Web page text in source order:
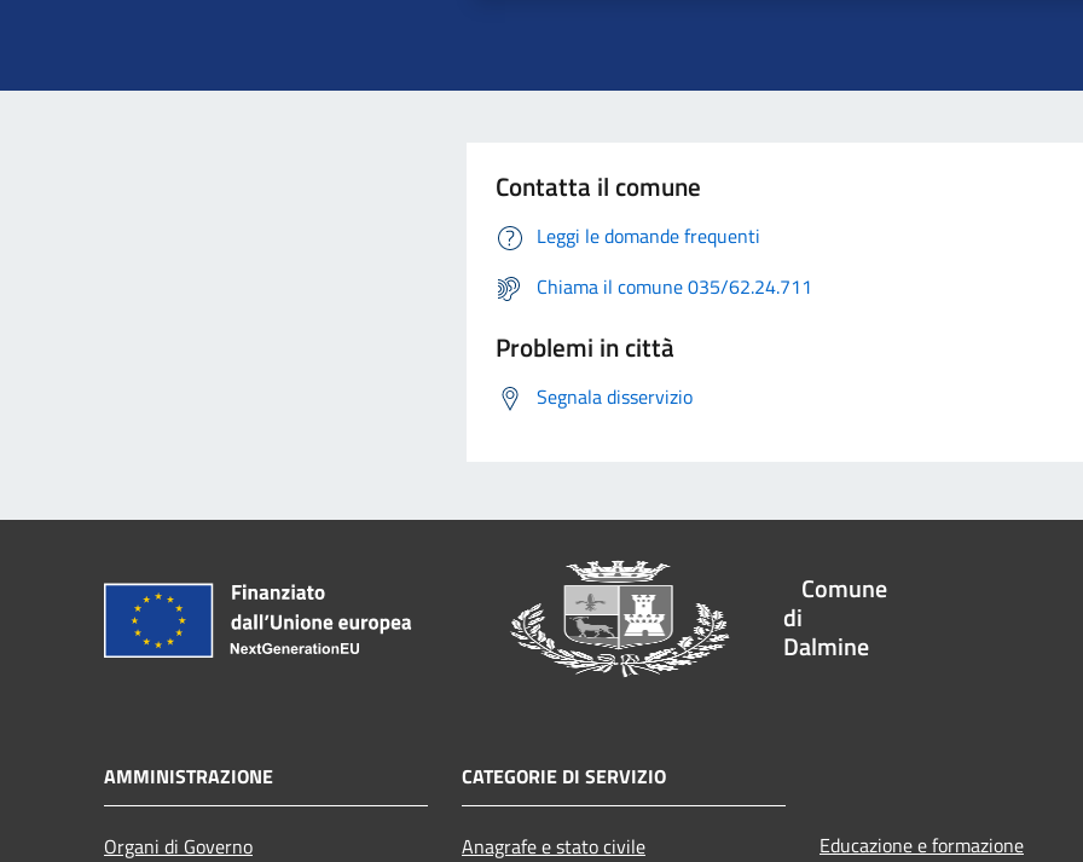
Contatta il comune
Leggi le domande frequenti
Chiama il comune 035/62.24.711
Problemi in città
Segnala disservizio
Comune
di
Dalmine
AMMINISTRAZIONE
Organi di Governo
CATEGORIE DI SERVIZIO
Anagrafe e stato civile
Educazione e formazione